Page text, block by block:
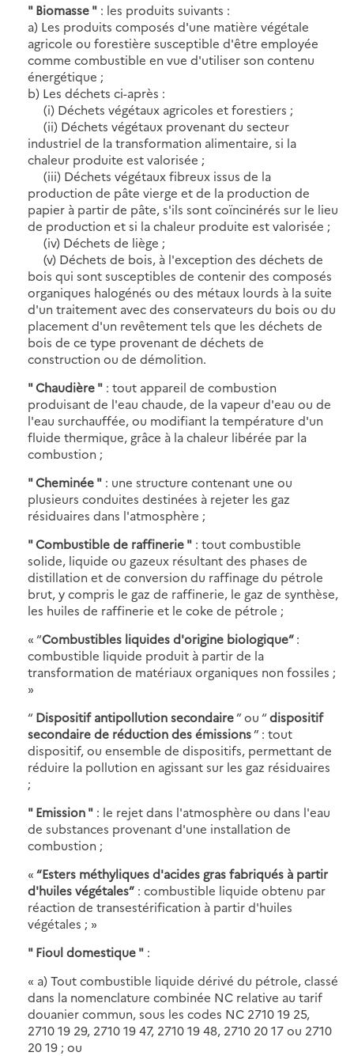
" Biomasse " : les produits suivants :
a) Les produits composés d'une matière végétale
agricole ou forestière susceptible d'être employée
comme combustible en vue d'utiliser son contenu
énergétique ;
b) Les déchets ci-après :
(i) Déchets végétaux agricoles et forestiers ;
(ii) Déchets végétaux provenant du secteur
industriel de la transformation alimentaire, si la
chaleur produite est valorisée ;
(iii) Déchets végétaux fibreux issus de la
production de pâte vierge et de la production de
papier à partir de pâte, s'ils sont coïncinérés sur le lieu
de production et si la chaleur produite est valorisée ;
(iv) Déchets de liège ;
(v) Déchets de bois, à l'exception des déchets de
bois qui sont susceptibles de contenir des composés
organiques halogénés ou des métaux lourds à la suite
d'un traitement avec des conservateurs du bois ou du
placement d'un revêtement tels que les déchets de
bois de ce type provenant de déchets de
construction ou de démolition.
" Chaudière " : tout appareil de combustion
produisant de l'eau chaude, de la vapeur d'eau ou de
l'eau surchauffée, ou modifiant la température d'un
fluide thermique, grâce à la chaleur libérée par la
combustion ;
" Cheminée " : une structure contenant une ou
plusieurs conduites destinées à rejeter les gaz
résiduaires dans l'atmosphère ;
" Combustible de raffinerie " : tout combustible
solide, liquide ou gazeux résultant des phases de
distillation et de conversion du raffinage du pétrole
brut, y compris le gaz de raffinerie, le gaz de synthèse,
les huiles de raffinerie et le coke de pétrole ;
« “Combustibles liquides d'origine biologique”:
combustible liquide produit à partir de la
transformation de matériaux organiques non fossiles ;
»
“ Dispositif antipollution secondaire” ou “dispositif
secondaire de réduction des émissions” : tout
dispositif, ou ensemble de dispositifs, permettant de
réduire la pollution en agissant sur les gaz résiduaires
;
" Emission " : le rejet dans l'atmosphère ou dans l'eau
de substances provenant d'une installation de
combustion ;
«“Esters méthyliques d'acides gras fabriqués à partir
d'huiles végétales” : combustible liquide obtenu par
réaction de transestérification à partir d'huiles
végétales ; »
" Fioul domestique " :
« a) Tout combustible liquide dérivé du pétrole, classé
dans la nomenclature combinée NC relative au tarif
douanier commun, sous les codes NC 2710 19 25,
2710 19 29, 2710 19 47, 2710 19 48, 2710 20 17 ou 2710
20 19 ; ou